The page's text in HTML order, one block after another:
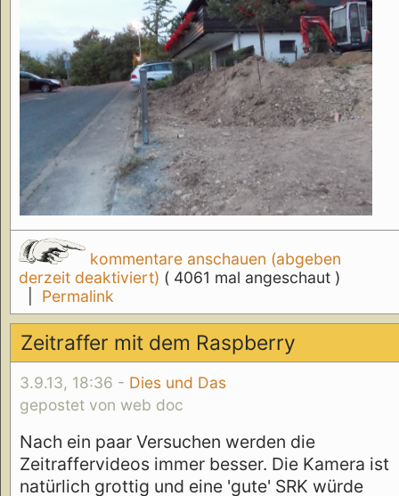
kommentare anschauen (abgeben
derzeit deaktiviert) ( 4061 mal angeschaut )
Permalink
Zeitraffer mit dem Raspberry
3.9.13, 18:36 - Dies und Das
gepostet von web doc
Nach ein paar Versuchen werden die
Zeitraffervideos immer besser. Die Kamera ist
natürlich grottig und eine 'gute' SRK würde